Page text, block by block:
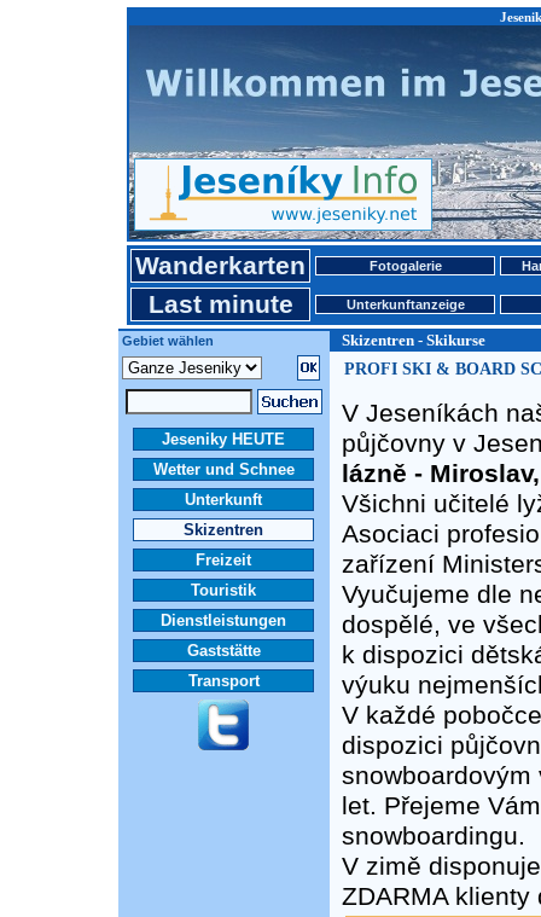
Wanderkarten Fotogalerie
Last minute Unterkunftanzeige
Gebiet wählen Skizentren - Skikurse
Jeseniky HEUTE
Wetter und Schnee
Unterkunft
Skizentren
Freizeit
Touristik
Dienstleistungen
Gaststätte
Transport
PROFI SKI & BOARD
V Jeseníkách
půjčovny v
lázně -
Všichni učitelé
Asociaci
zařízení
Vyučujeme dle
dospělé, ve
k dispozici
výuku
V každé
dispozici
let. Přejeme
snowboardingu.
V zimě
ZDARMA